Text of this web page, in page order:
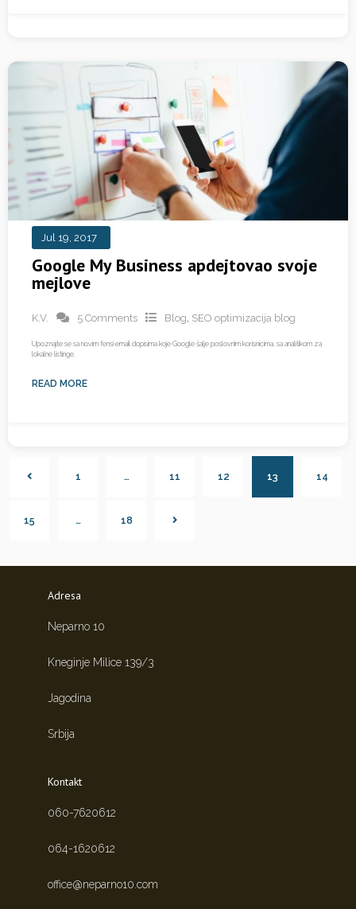
Google My Business apdejtovao svoje
mejlove
Jul 19, 2017
K.V. 5 Comments Blog, SEO optimizacija blog
Upoznajte se sa novim fensi email dopisima koje Google šalje poslovnim korisnicima, sa analitikom za
lokalne listinge.
READ MORE
1 … 11 12 13 14
15 … 18
Adresa
Neparno 10
Kneginje Milice 139/3
Jagodina
Srbija
Kontakt
060-7620612
064-1620612
office@neparno10.com